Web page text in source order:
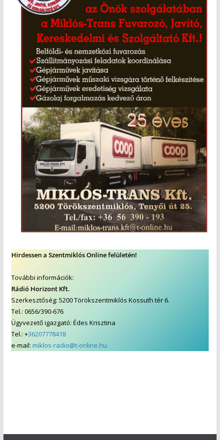
Hirdessen a Szentmiklós Online felületén!
További információk:
Rádió Horizont Kft.
Szerkesztőség: 5200 Törökszentmiklós Kossuth tér 6.
Tel.: 0656/390-676
Ügyvezető igazgató: Édes Krisztina
Tel.: +36207778418
e-mail: miklos-radio@t-online.hu